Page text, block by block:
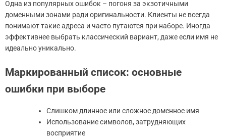
Одна из популярных ошибок – погоня за экзотичными
доменными зонами ради оригинальности. Клиенты не всегда
понимают такие адреса и часто путаются при наборе. Иногда
эффективнее выбрать классический вариант, даже если имя не
идеально уникально.
Маркированный список: основные
ошибки при выборе
Слишком длинное или сложное доменное имя
Использование символов, затрудняющих
восприятие